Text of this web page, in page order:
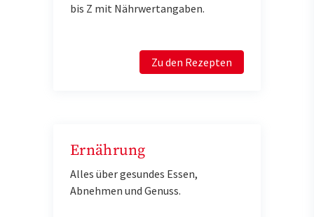
bis Z mit Nährwertangaben.
Zu den Rezepten
Ernährung
Alles über gesundes Essen,
Abnehmen und Genuss.